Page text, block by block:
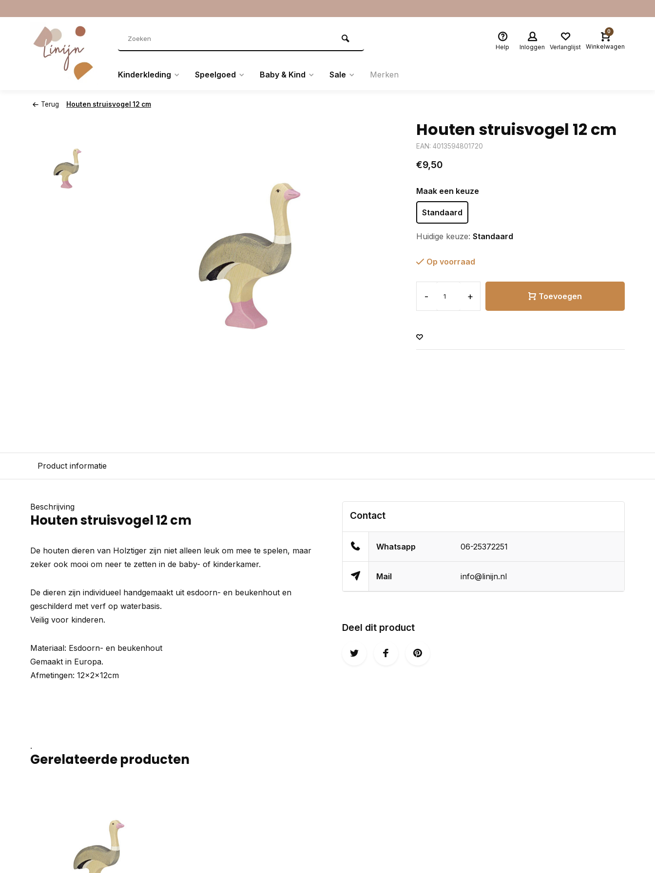
Help Inloggen Verlanglijst
0
Winkelwagen
Kinderkleding Speelgoed Baby & Kind Sale Merken
Terug Houten struisvogel 12 cm
Houten struisvogel 12 cm
EAN: 4013594801720
€9,50
Maak een keuze
Standaard
Huidige keuze: Standaard
Op voorraad
- + Toevoegen
Product informatie
Beschrijving
Houten struisvogel 12 cm
De houten dieren van Holztiger zijn niet alleen leuk om mee te spelen, maar
zeker ook mooi om neer te zetten in de baby- of kinderkamer.
De dieren zijn individueel handgemaakt uit esdoorn- en beukenhout en
geschilderd met verf op waterbasis.
Veilig voor kinderen.
Materiaal: Esdoorn- en beukenhout
Gemaakt in Europa.
Afmetingen: 12x2x12cm
Contact
Whatsapp 06-25372251
Mail info@linijn.nl
Deel dit product
.
Gerelateerde producten